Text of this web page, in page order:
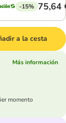
-15% 75,64
a la cesta
Más información
momento